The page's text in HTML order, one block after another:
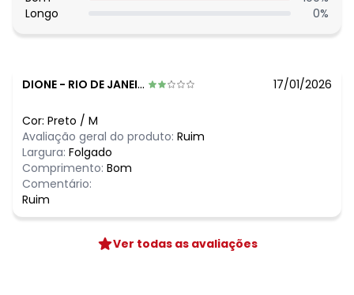
Longo
0%
DIONE - RIO DE JANEIRO - RJ 17/01/2026
Cor: Preto / M
Avaliação geral do produto: Ruim
Largura: Folgado
Comprimento: Bom
Comentário:
Ruim
Ver todas as avaliações